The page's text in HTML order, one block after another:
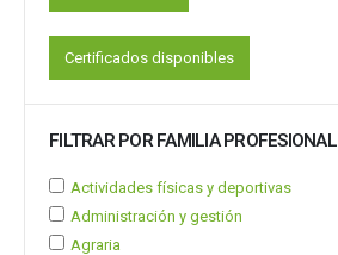
Certificados disponibles
FILTRAR POR FAMILIA PROFESIONAL
Actividades físicas y deportivas
Administración y gestión
Agraria